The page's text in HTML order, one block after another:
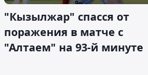
"Кызылжар" спасся от
поражения в матче с
"Алтаем" на 93-й минуте